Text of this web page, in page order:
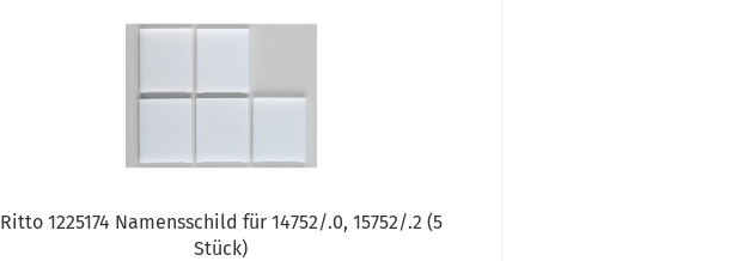
Ritto 1225174 Namensschild für 14752/.0, 15752/.2 (5
Stück)